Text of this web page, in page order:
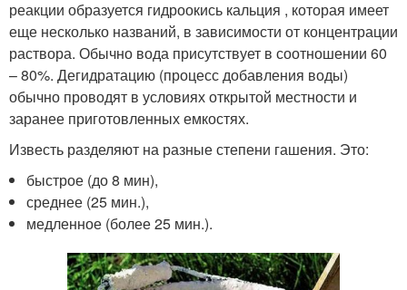
реакции образуется гидроокись кальция , которая имеет
еще несколько названий, в зависимости от концентрации
раствора. Обычно вода присутствует в соотношении 60
– 80%. Дегидратацию (процесс добавления воды)
обычно проводят в условиях открытой местности и
заранее приготовленных емкостях.
Известь разделяют на разные степени гашения. Это:
быстрое (до 8 мин),
среднее (25 мин.),
медленное (более 25 мин.).